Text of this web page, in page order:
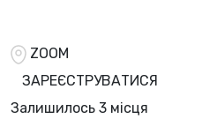
ZOOM
ЗАРЕЄСТРУВАТИСЯ
Залишилось 3 місця